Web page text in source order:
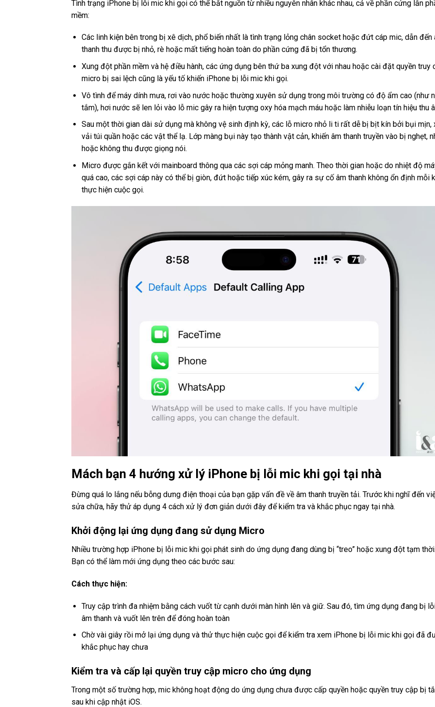
Tình trạng iPhone bị lỗi mic khi gọi có thể bắt nguồn từ nhiều nguyên nhân khác nhau, cả về phần cứng lẫn
mềm:
Các linh kiện bên trong bị xê dịch, phổ biến nhất là tình trạng lỏng chân socket hoặc đứt cáp mic, dẫn đến
thanh thu được bị nhỏ, rè hoặc mất tiếng hoàn toàn do phần cứng đã bị tổn thương.
Xung đột phần mềm và hệ điều hành, các ứng dụng bên thứ ba xung đột với nhau hoặc cài đặt quyền truy
micro bị sai lệch cũng là yếu tố khiến iPhone bị lỗi mic khi gọi.
Vô tình để máy dính mưa, rơi vào nước hoặc thường xuyên sử dụng trong môi trường có độ ẩm cao (như
tắm), hơi nước sẽ len lỏi vào lỗ mic gây ra hiện tượng oxy hóa mạch máu hoặc làm nhiễu loạn tín hiệu thu
Sau một thời gian dài sử dụng mà không vệ sinh định kỳ, các lỗ micro nhỏ li ti rất dễ bị bịt kín bởi bụi mịn,
vải túi quần hoặc các vật thể lạ. Lớp màng bụi này tạo thành vật cản, khiến âm thanh truyền vào bị nghẹt,
hoặc không thu được giọng nói.
Micro được gắn kết với mainboard thông qua các sợi cáp mỏng manh. Theo thời gian hoặc do nhiệt độ
quá cao, các sợi cáp này có thể bị giòn, đứt hoặc tiếp xúc kém, gây ra sự cố âm thanh không ổn định mỗi
thực hiện cuộc gọi.
Mách bạn 4 hướng xử lý iPhone bị lỗi mic khi gọi tại nhà
Đừng quá lo lắng nếu bỗng dưng điện thoại của bạn gặp vấn đề về âm thanh truyền tải. Trước khi nghĩ đến
sửa chữa, hãy thử áp dụng 4 cách xử lý đơn giản dưới đây để kiểm tra và khắc phục ngay tại nhà.
Khởi động lại ứng dụng đang sử dụng Micro
Nhiều trường hợp iPhone bị lỗi mic khi gọi phát sinh do ứng dụng đang dùng bị “treo” hoặc xung đột tạm thời.
Bạn có thể làm mới ứng dụng theo các bước sau:
Cách thực hiện:
Truy cập trình đa nhiệm bằng cách vuốt từ cạnh dưới màn hình lên và giữ. Sau đó, tìm ứng dụng đang bị
âm thanh và vuốt lên trên để đóng hoàn toàn
Chờ vài giây rồi mở lại ứng dụng và thử thực hiện cuộc gọi để kiểm tra xem iPhone bị lỗi mic khi gọi đã
khắc phục hay chưa
Kiểm tra và cấp lại quyền truy cập micro cho ứng dụng
Trong một số trường hợp, mic không hoạt động do ứng dụng chưa được cấp quyền hoặc quyền truy cập bị
sau khi cập nhật iOS.